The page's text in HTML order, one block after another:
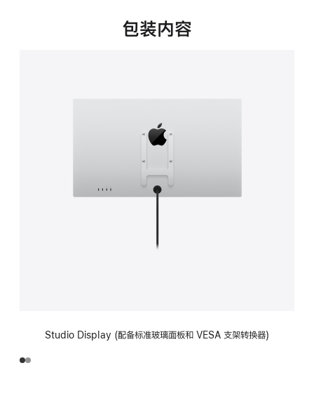
中
包装内容
Studio Display (配备标准玻璃面板和 VESA 支架转换器)